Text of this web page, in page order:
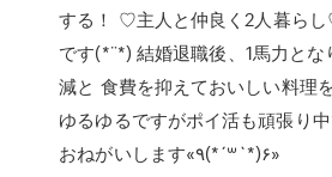
する！ ♡主人と仲良く2人暮ら
です(*¨*) 結婚退職後、1馬力と
減と 食費を抑えておいしい料理
ゆるゆるですがポイ活も頑張り
おねがいします«٩(*´꒳`*)۶»